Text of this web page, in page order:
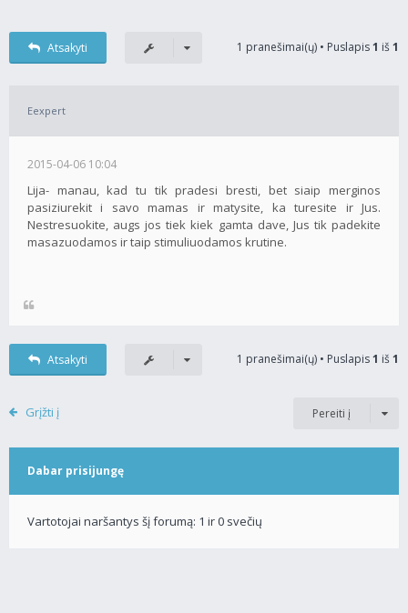
Atsakyti 1 pranešimai(ų) • Puslapis1 iš1
Eexpert
2015-04-06 10:04
Lija- manau, kad tu tik pradesi bresti, bet siaip merginos
pasiziurekit i savo mamas ir matysite, ka turesite ir Jus.
Nestresuokite, augs jos tiek kiek gamta dave, Jus tik padekite
masazuodamos ir taip stimuliuodamos krutine.
Atsakyti 1 pranešimai(ų) • Puslapis1 iš1
Grįžti į Pereiti į
Dabar prisijungę
Vartotojai naršantys šį forumą: 1 ir 0 svečių